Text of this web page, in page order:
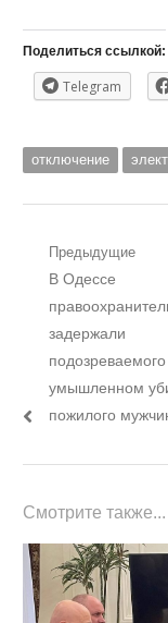
Поделиться ссылкой:
Telegram
отключение
Навигация
записям
Предыдущие
Предыдущий
пост:
В Одессе
задержали
подозреваемого
умышленном
пожилого
Смотрите также...